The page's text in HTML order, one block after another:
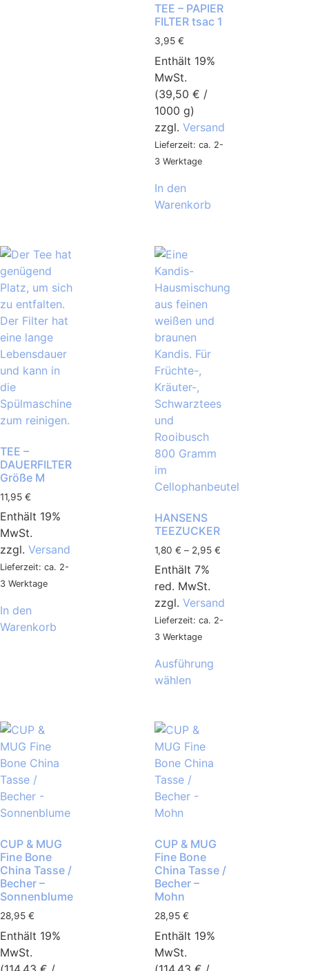
TEE – PAPIER
FILTER tsac 1
3,95 €
Enthält 19%
MwSt.
(39,50 € /
1000 g)
zzgl. Versand
Lieferzeit: ca. 2-
3 Werktage
In den
Warenkorb
TEE –
DAUERFILTER
Größe M
11,95 €
Enthält 19%
MwSt.
zzgl. Versand
Lieferzeit: ca. 2-
3 Werktage
In den
Warenkorb
HANSENS
TEEZUCKER
1,80 € – 2,95 €
Enthält 7%
red. MwSt.
zzgl. Versand
Lieferzeit: ca. 2-
3 Werktage
Ausführung
wählen
CUP & MUG
Fine Bone
China Tasse /
Becher –
Sonnenblume
28,95 €
Enthält 19%
MwSt.
CUP & MUG
Fine Bone
China Tasse /
Becher –
Mohn
28,95 €
Enthält 19%
MwSt.